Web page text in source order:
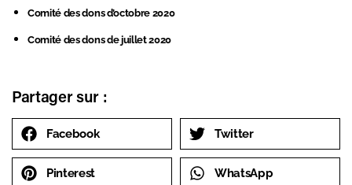
Comité des dons d’octobre 2020
Comité des dons de juillet 2020
Partager sur :
Facebook Twitter
Pinterest WhatsApp